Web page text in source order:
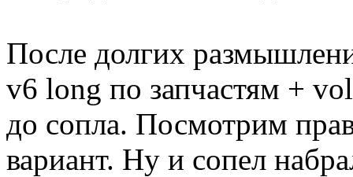
После долгих
v6 long по запчастям +
до сопла. Посмотрим
вариант. Ну и сопел